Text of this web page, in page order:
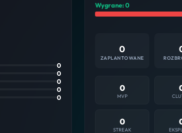
0
0
0
0
0
Wygrane: 0
0
ZAPLANTOWANE
0
MVP
0
STREAK